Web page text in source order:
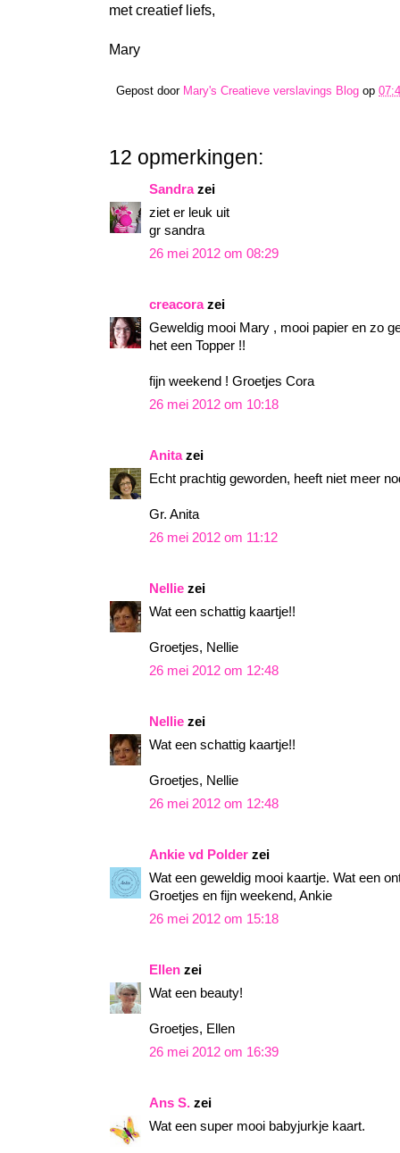
met creatief liefs,
Mary
Gepost door Mary's Creatieve verslavings Blog op
12 opmerkingen:
Sandrazei
ziet er leuk uit
gr sandra
26 mei 2012 om 08:29
creacorazei
Geweldig mooi Mary , mooi papier en zo
het een Topper !!
fijn weekend ! Groetjes Cora
26 mei 2012 om 10:18
Anitazei
Echt prachtig geworden, heeft niet meer
Gr. Anita
26 mei 2012 om 11:12
Nellie zei
Wat een schattig kaartje!!
Groetjes, Nellie
26 mei 2012 om 12:48
Nellie zei
Wat een schattig kaartje!!
Groetjes, Nellie
26 mei 2012 om 12:48
Ankie vd Polder zei
Wat een geweldig mooi kaartje. Wat een
Groetjes en fijn weekend, Ankie
26 mei 2012 om 15:18
Ellen zei
Wat een beauty!
Groetjes, Ellen
26 mei 2012 om 16:39
Ans S. zei
Wat een super mooi babyjurkje kaart.